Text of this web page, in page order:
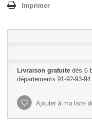
Imprimer
Livraison gratuite dès 6
départements 91-92-93-94
Ajouter à ma liste